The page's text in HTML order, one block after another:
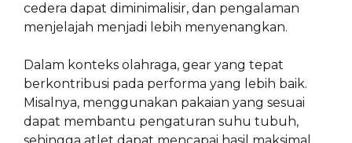
cedera dapat diminimalisir, dan pengalaman
menjelajah menjadi lebih menyenangkan.
Dalam konteks olahraga, gear yang tepat
berkontribusi pada performa yang lebih baik.
Misalnya, menggunakan pakaian yang sesuai
dapat membantu pengaturan suhu tubuh,